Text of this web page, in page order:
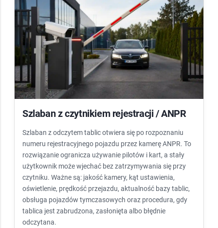
Szlaban z czytnikiem rejestracji / ANPR
Szlaban z odczytem tablic otwiera się po rozpoznaniu
numeru rejestracyjnego pojazdu przez kamerę ANPR. To
rozwiązanie ogranicza używanie pilotów i kart, a stały
użytkownik może wjechać bez zatrzymywania się przy
czytniku. Ważne są: jakość kamery, kąt ustawienia,
oświetlenie, prędkość przejazdu, aktualność bazy tablic,
obsługa pojazdów tymczasowych oraz procedura, gdy
tablica jest zabrudzona, zasłonięta albo błędnie
odczytana.